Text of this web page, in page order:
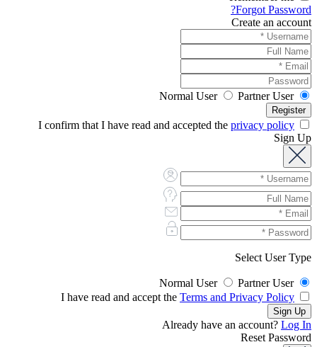
Forgot Password?
Create an account
Normal User Partner User
privacy policy
Sign Up
Select User Type
Normal User
Partner User
Terms and Privacy Policy
Already have an account? Log In
Reset Password